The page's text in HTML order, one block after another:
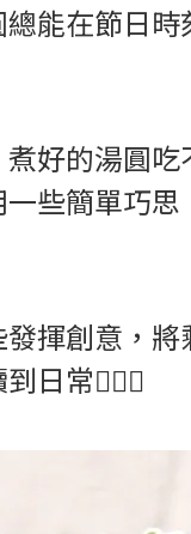
能在節日
好的湯圓
些簡單巧
揮創意，
日常🧚🏻‍♀️